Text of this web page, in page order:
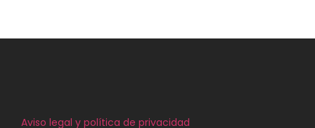
Aviso legal y política de privacidad